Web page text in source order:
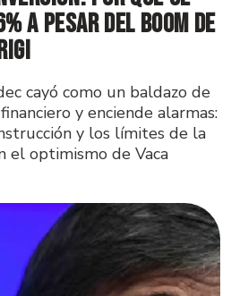
a pesar del boom de
cayó como un baldazo de
y enciende alarmas:
y los límites de la
el optimismo de Vaca